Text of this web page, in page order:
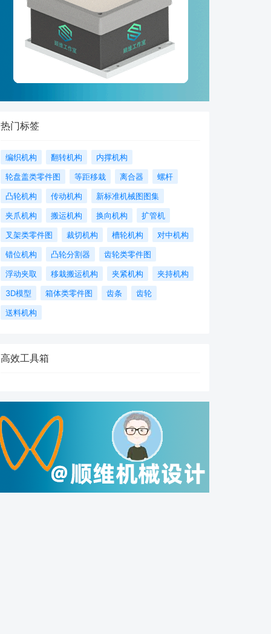
热门标签
编织机构 翻转机构
内撑机构
轮盘盖类零件图
等距移栽 离合器
螺杆
凸轮机构
传动机构
新标准机械图图集
夹爪机构
搬运机构 换向机构
扩管机
叉架类零件图
裁切机构 槽轮机构
对中机构
错位机构
凸轮分割器
齿轮类零件图
浮动夹取
移栽搬运机构 夹紧机构
夹持机构
3D模型
箱体类零件图 齿条
齿轮
送料机构
高效工具箱